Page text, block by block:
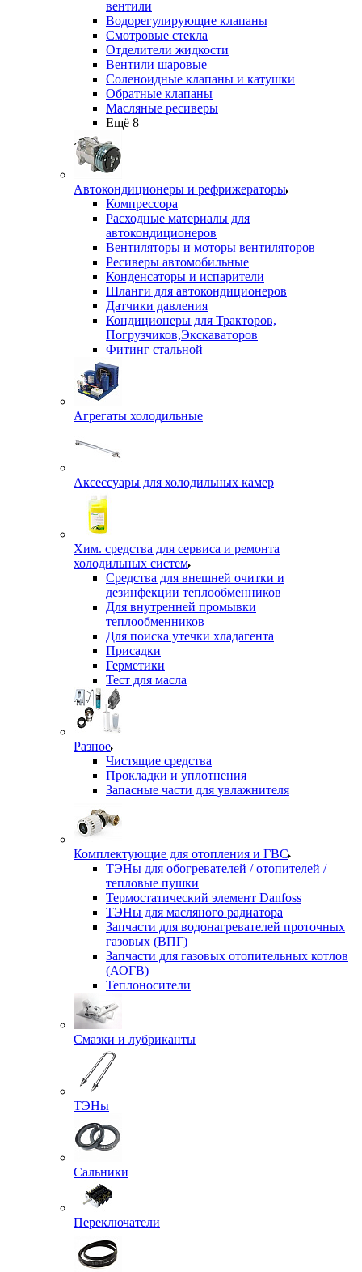
вентили
Водорегулирующие клапаны
Смотровые стекла
Отделители жидкости
Вентили шаровые
Соленоидные клапаны и катушки
Обратные клапаны
Масляные ресиверы
Ещё 8
Автокондиционеры и рефрижераторы
Компрессора
Расходные материалы для
автокондиционеров
Вентиляторы и моторы вентиляторов
Ресиверы автомобильные
Конденсаторы и испарители
Шланги для автокондиционеров
Датчики давления
Кондиционеры для Тракторов,
Погрузчиков,Экскаваторов
Фитинг стальной
Агрегаты холодильные
Аксессуары для холодильных камер
Хим. средства для сервиса и ремонта
холодильных систем
Средства для внешней очитки и
дезинфекции теплообменников
Для внутренней промывки
теплообменников
Для поиска утечки хладагента
Присадки
Герметики
Тест для масла
Разное
Чистящие средства
Прокладки и уплотнения
Запасные части для увлажнителя
Комплектующие для отопления и ГВС
ТЭНы для обогревателей / отопителей /
тепловые пушки
Термостатический элемент Danfoss
ТЭНы для масляного радиатора
Запчасти для водонагревателей проточных
газовых (ВПГ)
Запчасти для газовых отопительных котлов
(АОГВ)
Теплоносители
Смазки и лубриканты
ТЭНы
Сальники
Переключатели